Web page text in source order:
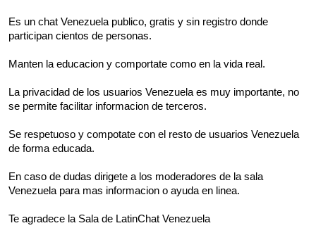
Es un chat Venezuela publico, gratis y sin registro donde
participan cientos de personas.
Manten la educacion y comportate como en la vida real.
La privacidad de los usuarios Venezuela es muy importante, no
se permite facilitar informacion de terceros.
Se respetuoso y compotate con el resto de usuarios Venezuela
de forma educada.
En caso de dudas dirigete a los moderadores de la sala
Venezuela para mas informacion o ayuda en linea.
Te agradece la Sala de LatinChat Venezuela